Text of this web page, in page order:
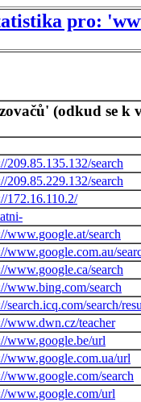
pro:
(odkud se k
209.85.135.132/search
209.85.229.132/search
172.16.110.2/
www.google.at/search
www.google.com.au/
www.google.ca/search
www.bing.com/search
search.icq.com/search/
www.dwn.cz/teacher
www.google.be/url
www.google.com.ua/url
www.google.com/search
www.google.com/url